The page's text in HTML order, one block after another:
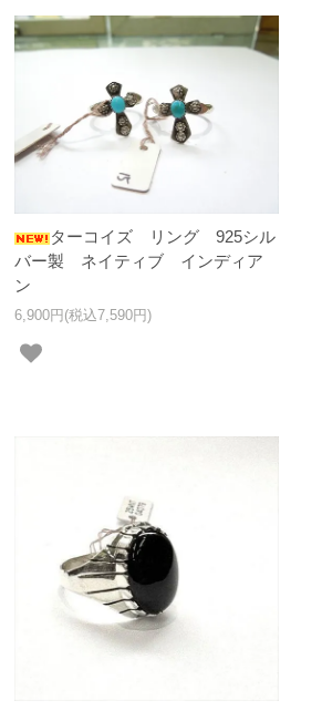
ターコイズ リング 925シル
バー製 ネイティブ インディア
ン
6,900円(税込7,590円)